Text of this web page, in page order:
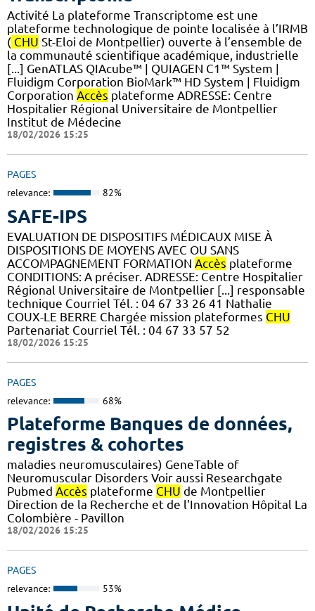
Activité La plateforme Transcriptome est une
plateforme technologique de pointe localisée à l’IRMB
( CHU St-Eloi de Montpellier) ouverte à l’ensemble de
la communauté scientifique académique, industrielle
[...] GenATLAS QIAcube™ | QUIAGEN C1™ System |
Fluidigm Corporation BioMark™ HD System | Fluidigm
Corporation Accès plateforme ADRESSE: Centre
Hospitalier Régional Universitaire de Montpellier
Institut de Médecine
18/02/2026 15:25
PAGES
relevance: 82%
SAFE-IPS
EVALUATION DE DISPOSITIFS MÉDICAUX MISE À
DISPOSITIONS DE MOYENS AVEC OU SANS
ACCOMPAGNEMENT FORMATION Accès plateforme
CONDITIONS: A préciser. ADRESSE: Centre Hospitalier
Régional Universitaire de Montpellier [...] responsable
technique Courriel Tél. : 04 67 33 26 41 Nathalie
COUX-LE BERRE Chargée mission plateformes CHU
Partenariat Courriel Tél. : 04 67 33 57 52
18/02/2026 15:25
PAGES
relevance: 68%
Plateforme Banques de données,
registres & cohortes
maladies neuromusculaires) GeneTable of
Neuromuscular Disorders Voir aussi Researchgate
Pubmed Accès plateforme CHU de Montpellier
Direction de la Recherche et de l'Innovation Hôpital La
Colombière - Pavillon
18/02/2026 15:25
PAGES
relevance: 53%